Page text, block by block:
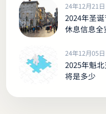
24年12月21日
2024年圣
休息信息全
24年12月05日
2025年魁
将是多少